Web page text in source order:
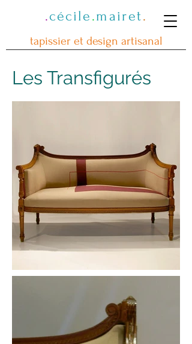
.cécile.mairet.
tapissier et design artisanal
Les Transfigurés